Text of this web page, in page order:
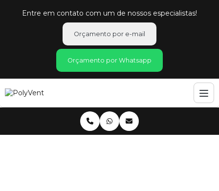
Entre em contato com um de nossos especialistas!
Orçamento por e-mail
Orçamento por Whatsapp